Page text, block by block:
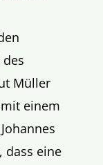
Müller
einem
dass eine